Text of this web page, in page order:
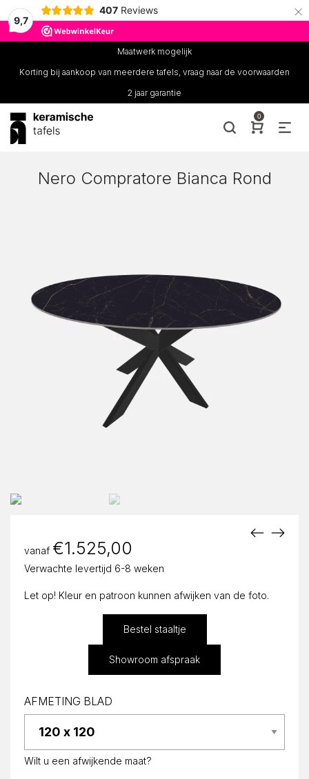
9,7
407 Reviews ×
Maatwerk mogelijk
Korting bij aankoop van meerdere tafels, vraag naar de voorwaarden
2 jaar garantie
0
Nero Compratore Bianca Rond
vanaf €1.525,00
Verwachte levertijd 6-8 weken
Let op! Kleur en patroon kunnen afwijken van de foto.
Bestel staaltje
Showroom afspraak
AFMETING BLAD
Wilt u een afwijkende maat?